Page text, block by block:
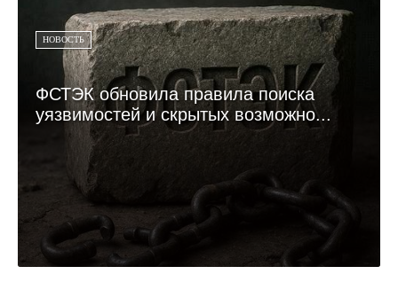
НОВОСТЬ
ФСТЭК обновила правила поиска
уязвимостей и скрытых возможно...